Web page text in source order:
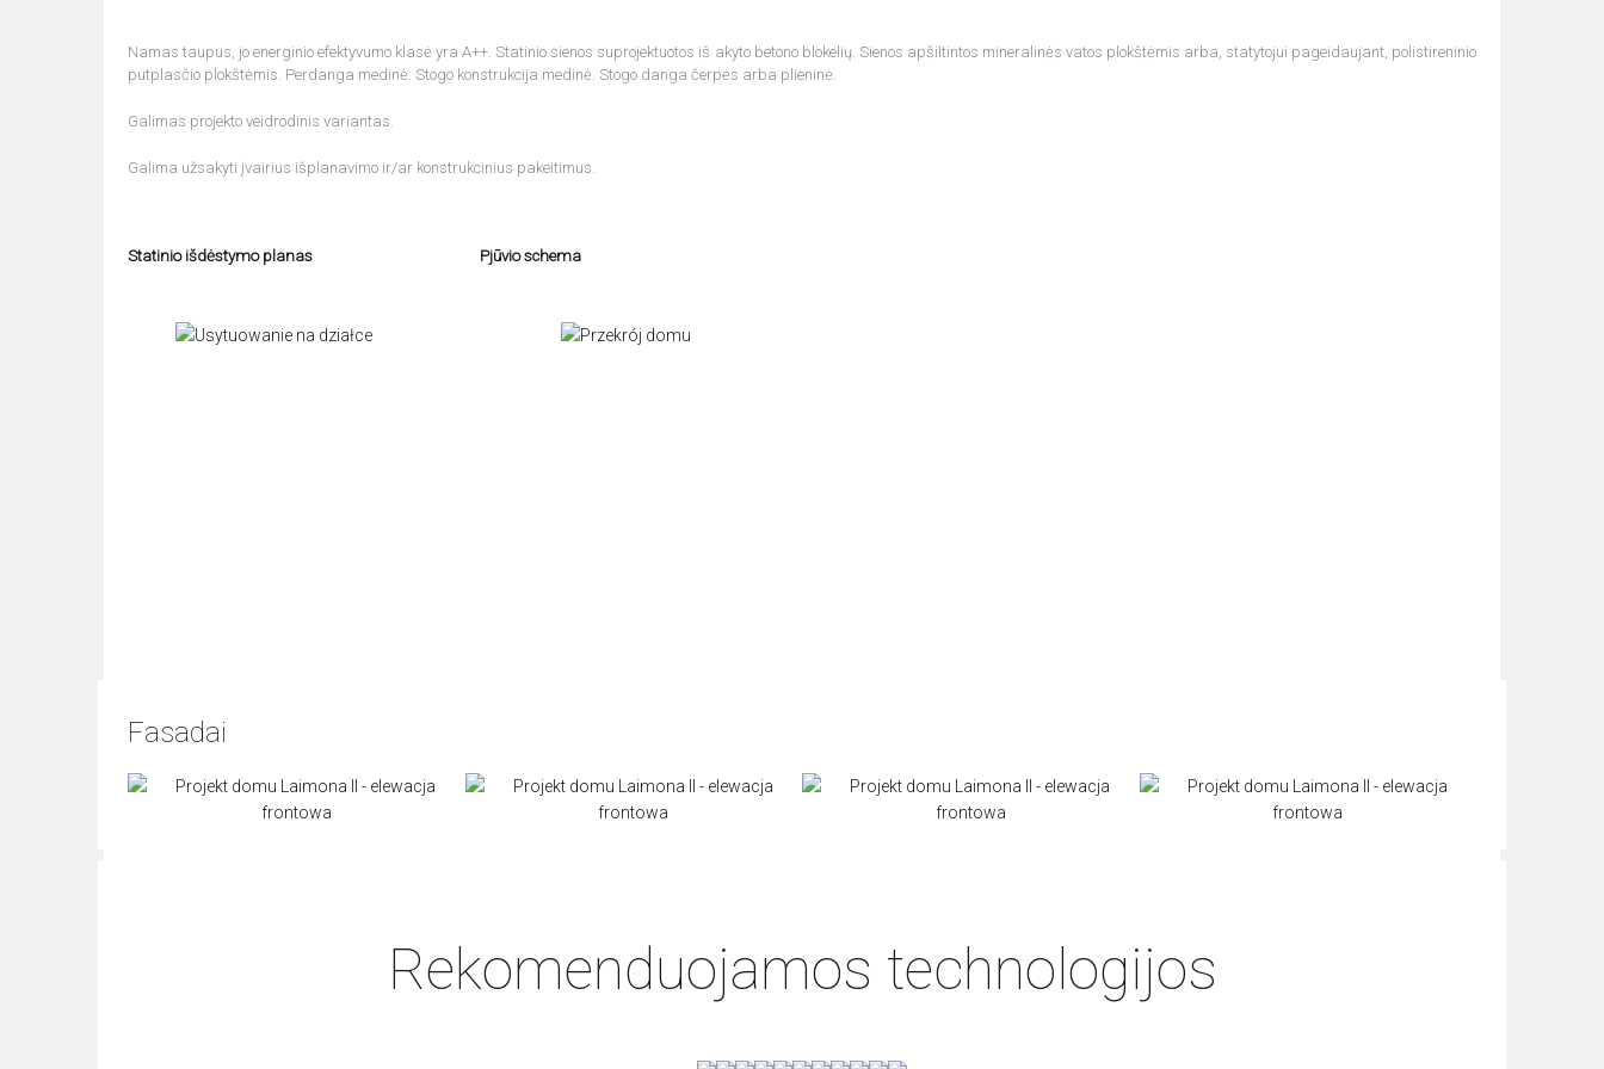
Namas taupus, jo energinio efektyvumo klasė yra A++. Statinio sienos suprojektuotos iš akyto betono blokelių. Sienos apšiltintos mineralinės vatos plokštėmis arba, statytojui pageidaujant, polistireninio
putplasčio plokštėmis. Perdanga medinė. Stogo konstrukcija medinė. Stogo danga čerpės arba plieninė.
Galimas projekto veidrodinis variantas.
Galima užsakyti įvairius išplanavimo ir/ar konstrukcinius pakeitimus.
Statinio išdėstymo planas Pjūvio schema
Fasadai
Rekomenduojamos technologijos